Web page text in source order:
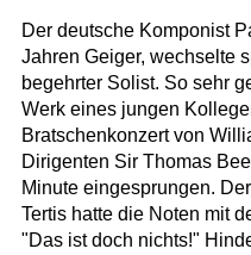
Der deutsche Komponist
Jahren Geiger, wechselte
begehrter Solist. So sehr
Werk eines jungen
Bratschenkonzert von
Dirigenten Sir Thomas
Minute eingesprungen.
Tertis hatte die Noten mit
"Das ist doch nichts!"